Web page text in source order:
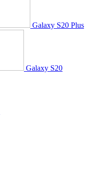
Galaxy S20 Plus
Galaxy S20